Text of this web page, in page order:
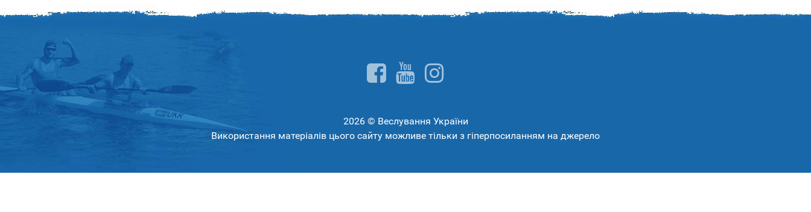
2026 © Веслування України
Використання матеріалів цього сайту можливе тільки з гіперпосиланням на джерело